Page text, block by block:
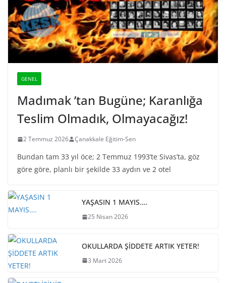
GENEL
Madımak ’tan Bugüne; Karanlığa
Teslim Olmadık, Olmayacağız!
2 Temmuz 2026 Çanakkale Eğitim-Sen
Bundan tam 33 yıl öce; 2 Temmuz 1993’te Sivas’ta, göz
göre göre, planlı bir şekilde 33 aydın ve 2 otel
YAŞASIN 1 MAYIS….
25 Nisan 2026
OKULLARDA ŞİDDETE ARTIK YETER!
3 Mart 2026